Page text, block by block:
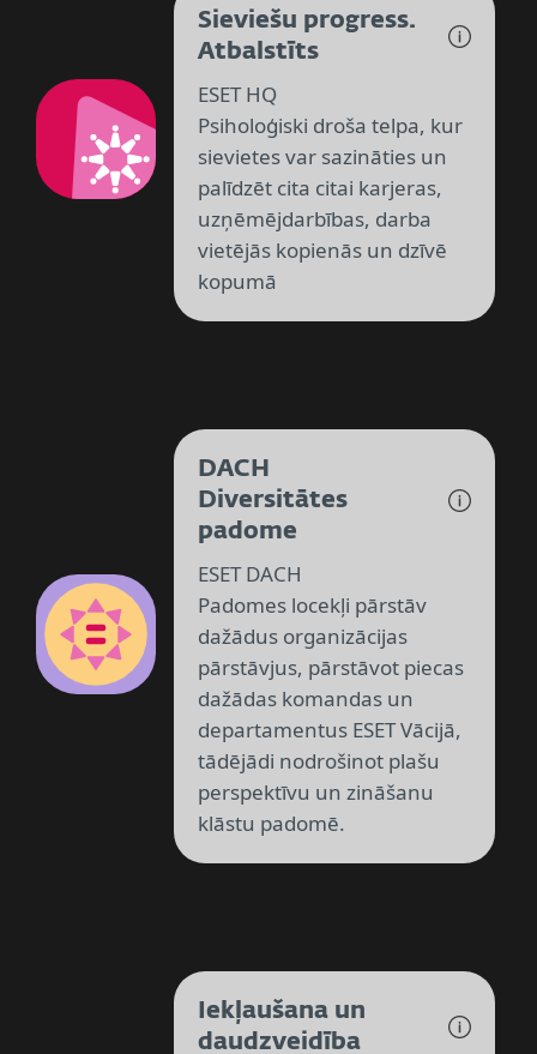
Sieviešu progress.
Atbalstīts
ESET HQ
Psiholoģiski droša telpa, kur
sievietes var sazināties un
palīdzēt cita citai karjeras,
uzņēmējdarbības, darba
vietējās kopienās un dzīvē
kopumā
DACH
Diversitātes
padome
ESET DACH
Padomes locekļi pārstāv
dažādus organizācijas
pārstāvjus, pārstāvot piecas
dažādas komandas un
departamentus ESET Vācijā,
tādējādi nodrošinot plašu
perspektīvu un zināšanu
klāstu padomē.
Iekļaušana un
daudzveidība